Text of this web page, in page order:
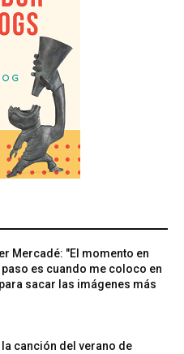
Mercadé: "El momento en
es cuando me coloco en
sacar las imágenes más
la canción del verano de